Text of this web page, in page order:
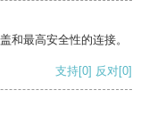
和最高安全性的连接。
支持[0] 反对[0]